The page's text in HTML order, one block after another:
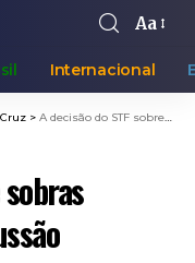
Aa
Internacional
> A decisão do STF sobre sobras eleitorais e sua repercussão